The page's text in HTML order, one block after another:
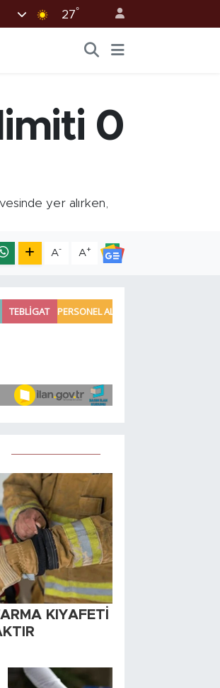
27°
0
yer alırken,
A- A+
KIYAFETİ